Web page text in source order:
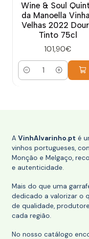
Wine & Soul
da Manoella
Velhas 2022
Tinto 75cl
101,90€
Quantidade
A VinhAlvarinho.pt é
vinhos portugueses,
Monção e Melgaço,
e autenticidade.
Mais do que uma
dedicado a valorizar o
de qualidade,
cada região.
No nosso catálogo